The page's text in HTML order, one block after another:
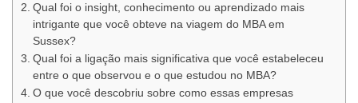
Qual foi o insight, conhecimento ou aprendizado mais
intrigante que você obteve na viagem do MBA em
Sussex?
Qual foi a ligação mais significativa que você estabeleceu
entre o que observou e o que estudou no MBA?
O que você descobriu sobre como essas empresas